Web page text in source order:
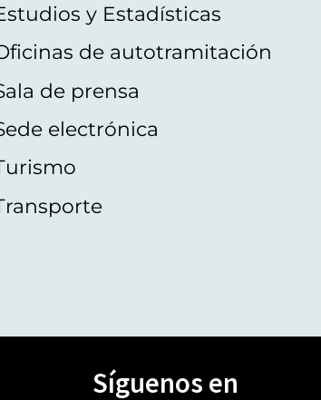
y Estadísticas
de autotramitación
de prensa
electrónica
Síguenos en